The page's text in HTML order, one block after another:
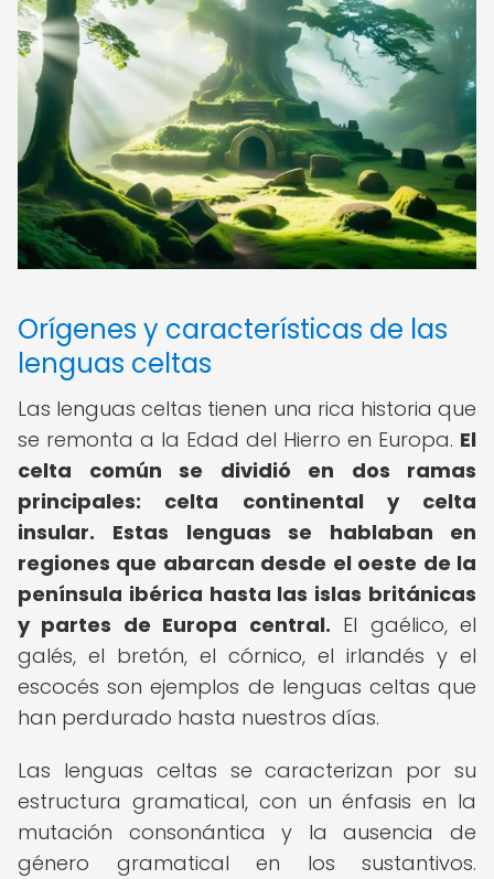
Orígenes y características de las
lenguas celtas
Las lenguas celtas tienen una rica historia que
se remonta a la Edad del Hierro en Europa. El
celta común se dividió en dos ramas
principales: celta continental y celta
insular.
Estas lenguas se hablaban en
regiones que abarcan desde el oeste de la
península ibérica hasta las islas británicas
y partes de Europa central. El gaélico, el
galés, el bretón, el córnico, el irlandés y el
escocés son ejemplos de lenguas celtas que
han perdurado hasta nuestros días.
Las lenguas celtas se caracterizan por su
estructura gramatical, con un énfasis en la
mutación consonántica y la ausencia de
género gramatical en los sustantivos.